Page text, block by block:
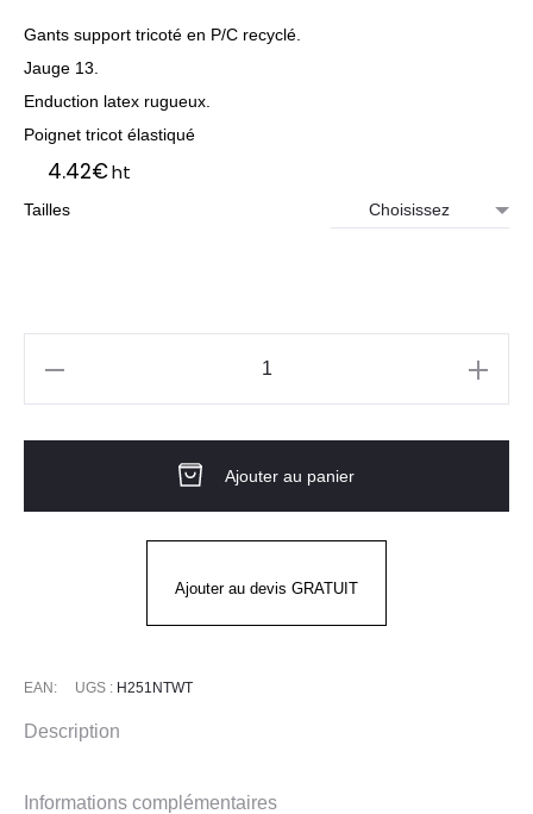
Gants support tricoté en P/C recyclé.
Jauge 13.
Enduction latex rugueux.
Poignet tricot élastiqué
4.42€ht
Tailles
NATURE
Ajouter au panier
Ajouter au devis GRATUIT
EAN: UGS : H251NTWT
Description
Informations complémentaires